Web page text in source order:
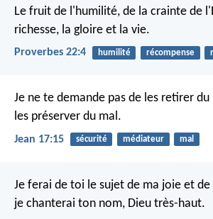
Le fruit de l'humilité, de la crainte de
richesse, la gloire et la vie.
Proverbes 22:4 humilité récompense
Je ne te demande pas de les retirer
les préserver du mal.
Jean 17:15 sécurité médiateur mal
Je ferai de toi le sujet de ma joie et de
je chanterai ton nom, Dieu très-haut.